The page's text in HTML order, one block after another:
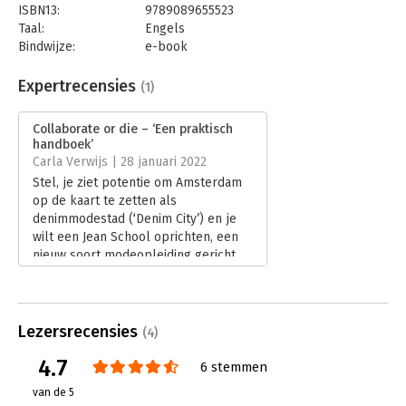
ISBN13:
9789089655523
Taal:
Engels
Bindwijze:
e-book
Bestandsformaat:
epub
Uitgever:
Van Duuren Management
Druk:
Verschijningsdatum:
9-3-2022
Hoofdrubriek: Verandermanagement
Expertrecensies (1)
Collaborate or die – ‘Een praktisch
handboek’
Carla Verwijs | 28 januari 2022
Stel, je ziet potentie om Amsterdam
op de kaart te zetten als
denimmodestad (‘Denim City’) en je
wilt een Jean School oprichten, een
nieuw soort modeopleiding gericht
Lezersrecensies (4)
4.7
van de 5
6 stemmen